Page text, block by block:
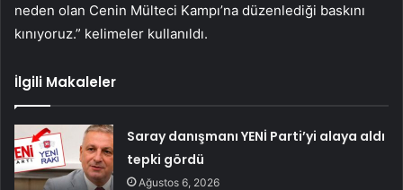
neden olan Cenin Mülteci Kampı’na düzenlediği baskını
kınıyoruz.” kelimeler kullanıldı.
İlgili Makaleler
Saray danışmanı YENİ Parti’yi alaya aldı
tepki gördü
Ağustos 6, 2026